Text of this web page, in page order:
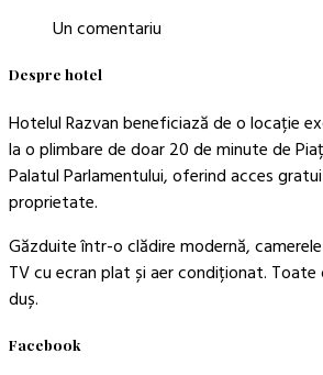
Un comentariu
Despre hotel
Hotelul Razvan beneficiază de o locație
la o plimbare de doar 20 de minute de
Palatul Parlamentului, oferind acces
proprietate.
Găzduite într-o clădire modernă,
TV cu ecran plat și aer condiționat.
duș.
Facebook